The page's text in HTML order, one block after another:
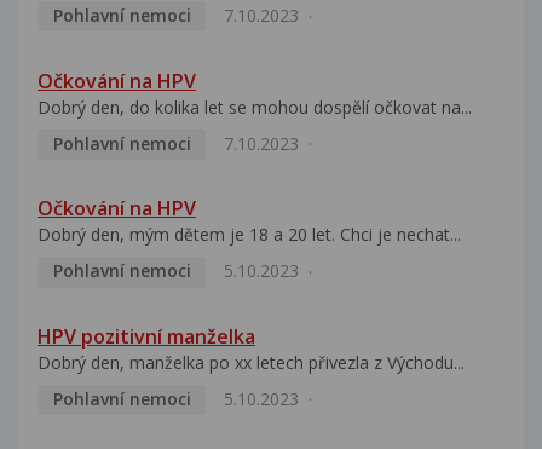
Pohlavní nemoci
7.10.2023
Očkování na HPV
Dobrý den, do kolika let se mohou dospělí očkovat na...
Pohlavní nemoci
7.10.2023
Očkování na HPV
Dobrý den, mým dětem je 18 a 20 let. Chci je nechat...
Pohlavní nemoci
5.10.2023
HPV pozitivní manželka
Dobrý den, manželka po xx letech přivezla z Východu...
Pohlavní nemoci
5.10.2023